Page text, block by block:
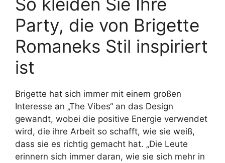
Party, die von Brigette
Romaneks Stil inspiriert
ist
Brigette hat sich immer mit einem großen
Interesse an „The Vibes“ an das Design
gewandt, wobei die positive Energie verwendet
wird, die ihre Arbeit so schafft, wie sie weiß,
dass sie es richtig gemacht hat. „Die Leute
erinnern sich immer daran, wie sie sich mehr in